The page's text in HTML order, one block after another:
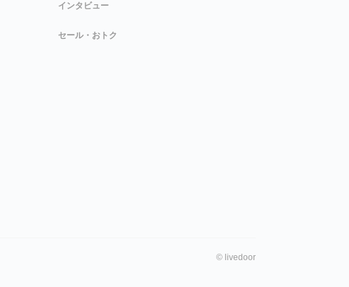
インタビュー
セール・おトク
© livedoor